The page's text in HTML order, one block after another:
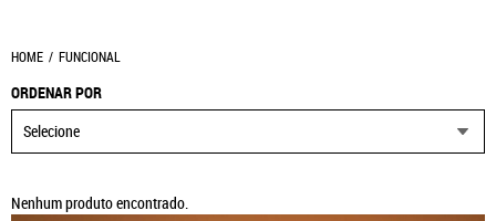
HOME FUNCIONAL
ORDENAR POR
Selecione
Nenhum produto encontrado.